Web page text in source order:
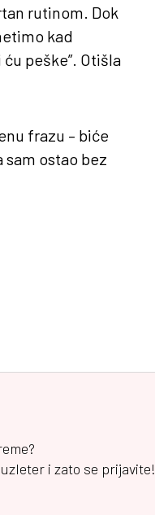
rutinom. Dok
kad
peške”. Otišla
frazu – biće
ostao bez
i zato se prijavite!